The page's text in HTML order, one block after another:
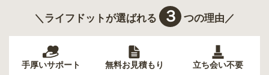
＼ライフドットが選ばれる ３ つの理由／
手厚いサポート 無料お見積もり 立ち会い不要